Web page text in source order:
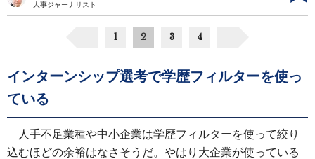
人事ジャーナリスト
1 2 3 4
インターンシップ選考で学歴フィルターを使っ
ている
人手不足業種や中小企業は学歴フィルターを使って絞り
込むほどの余裕はなさそうだ。やはり大企業が使っている